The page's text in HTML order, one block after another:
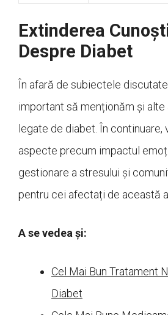
Extinderea
Despre Diabet
În afară de subiectele
important să menționăm și
legate de diabet. În continuare,
aspecte precum impactul
gestionare a stresului și
pentru cei afectați de această
A se vedea și:
Cel Mai Bun Tratament
Diabet